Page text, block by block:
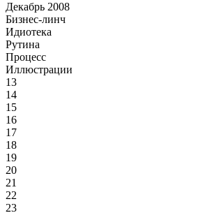
Декабрь 2008
Бизнес-линч
Идиотека
Рутина
Процесс
Иллюстрации
13
14
15
16
17
18
19
20
21
22
23